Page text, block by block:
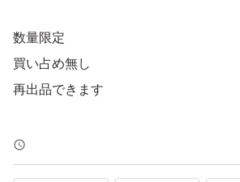
数量限定
買い占め無し
再出品できます
♪美味しい
☆アップル チーズケーキ